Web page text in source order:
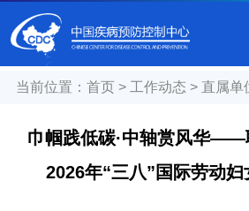
当前位置： 首页> 工作动态 > 直属单
巾帼践低碳·中轴赏风华——
2026年“三八”国际劳动